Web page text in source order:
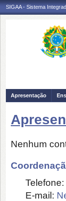
SIGAA - Sistema
Apresentação
Nenhum
Telefone:
E-mail: